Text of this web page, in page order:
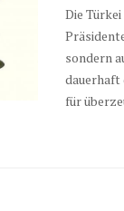
Die
sondern
für